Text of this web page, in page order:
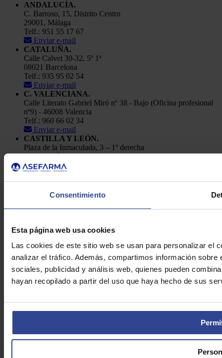
Consentimiento
Esta página web usa cookies
Las cookies de este sitio web se usan para personalizar el
analizar el tráfico. Además, compartimos información
sociales, publicidad y análisis web, quienes pueden
hayan recopilado a partir del uso que haya hecho de sus
ANDALUCÍA.
C. Barroso, 15, Distrito Centro
29001, Málaga
Telf.: 951 55 17 67
Enviar e-mail
CATALUÑA.
Calle Calvet 30-32, 5º 1ª
08021 Barcelona
Telf.: 935 95 02 54
Enviar e-mail
C. VALENCIANA.
Calle Literato Gabriel Miró nº 38 - Bajo (Oficina profesional
nº9) - 46008 Valencia
Telf.: 960 66 02 34
Enviar e-mail
CASTILLA Y LEÓN.
Plaza de la Inmaculada, 3 – 1º derecha
24001, León
Telf.: 91 448 84 22
Enviar e-mail
Política de Privacidad
Aviso Legal
Cookies